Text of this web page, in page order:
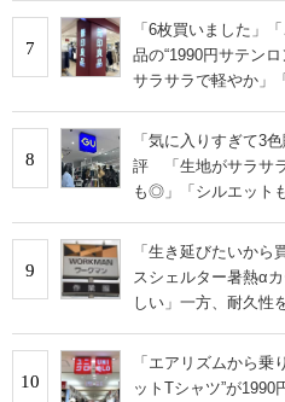
7
「6枚買いました」
品の“1990円サテン
サラサラで軽やか」
8
「気に入りすぎて3
評 「生地がサラサ
も◎」「シルエット
9
「生き延びたいから
スシェルター暑熱α
しい」一方、耐久性
10
「エアリズムから
ットTシャツ”が